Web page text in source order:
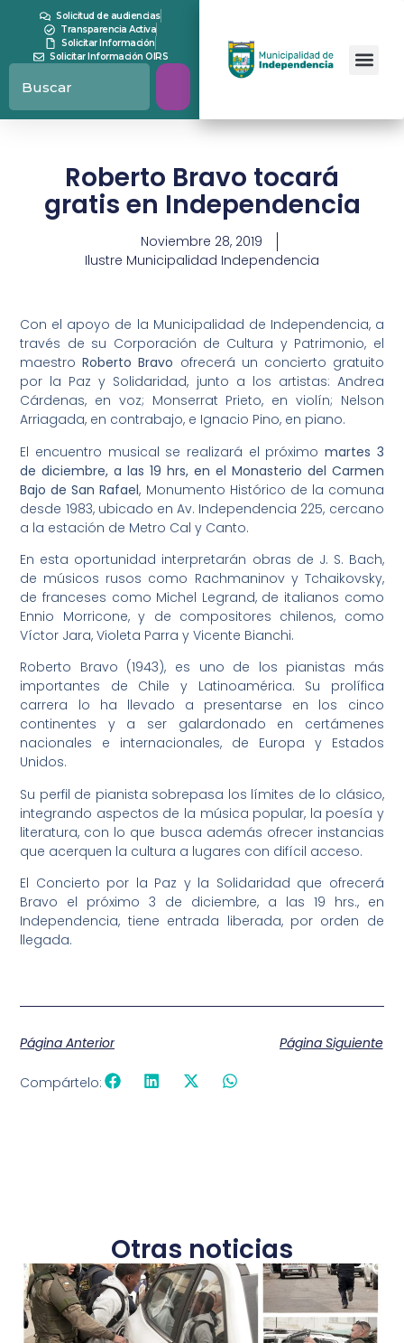
Solicitud de audiencias
Transparencia Activa
Solicitar Información
Solicitar Información OIRS
Roberto Bravo tocará
gratis en Independencia
Noviembre 28, 2019
Ilustre Municipalidad Independencia
Con el apoyo de la Municipalidad de Independencia, a
través de su Corporación de Cultura y Patrimonio, el
maestroRoberto Bravo ofrecerá un concierto gratuito
por la Paz y Solidaridad, junto a los artistas: Andrea
Cárdenas, en voz; Monserrat Prieto, en violín; Nelson
Arriagada, en contrabajo, e Ignacio Pino, en piano.
El encuentro musical se realizará el próximo martes 3
de diciembre, a las 19 hrs, en el Monasterio del Carmen
Bajo de San Rafael, Monumento Histórico de la comuna
desde 1983, ubicado en Av. Independencia 225, cercano
a la estación de Metro Cal y Canto.
En esta oportunidad interpretarán obras de J. S. Bach,
de músicos rusos como Rachmaninov y Tchaikovsky,
de franceses como Michel Legrand, de italianos como
Ennio Morricone, y de compositores chilenos, como
Víctor Jara, Violeta Parra y Vicente Bianchi.
Roberto Bravo (1943), es uno de los pianistas más
importantes de Chile y Latinoamérica. Su prolífica
carrera lo ha llevado a presentarse en los cinco
continentes y a ser galardonado en certámenes
nacionales e internacionales, de Europa y Estados
Unidos.
Su perfil de pianista sobrepasa los límites de lo clásico,
integrando aspectos de la música popular, la poesía y
literatura, con lo que busca además ofrecer instancias
que acerquen la cultura a lugares con difícil acceso.
El Concierto por la Paz y la Solidaridad que ofrecerá
Bravo el próximo 3 de diciembre, a las 19 hrs., en
Independencia, tiene entrada liberada, por orden de
llegada.
Página Anterior Página Siguiente
Compártelo:
Otras noticias